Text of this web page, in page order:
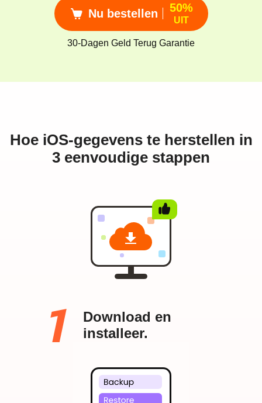
Nu bestellen 50%
UIT
30-Dagen Geld Terug Garantie
Hoe iOS-gegevens te herstellen in
3 eenvoudige stappen
Download en
installeer.